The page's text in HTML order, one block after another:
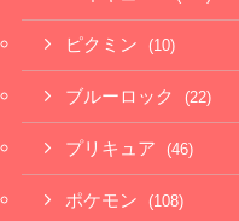
ピクミン (10)
ブルーロック (22)
プリキュア (46)
ポケモン (108)